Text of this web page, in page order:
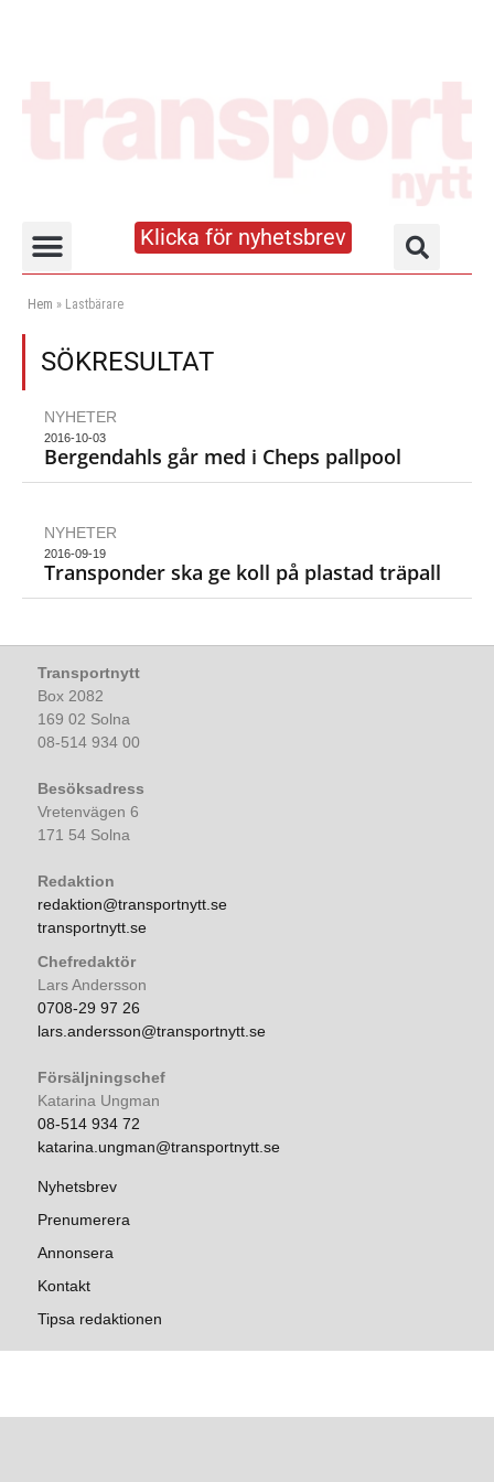
Klicka för nyhetsbrev
Hem » Lastbärare
SÖKRESULTAT
NYHETER
2016-10-03
Bergendahls går med i Cheps pallpool
NYHETER
2016-09-19
Transponder ska ge koll på plastad träpall
Transportnytt
Box 2082
169 02 Solna
08-514 934 00
Besöksadress
Vretenvägen 6
171 54 Solna
Redaktion
redaktion@transportnytt.se
transportnytt.se
Chefredaktör
Lars Andersson
0708-29 97 26
lars.andersson@transportnytt.se
Försäljningschef
Katarina Ungman
08-514 934 72
katarina.ungman@transportnytt.se
Nyhetsbrev
Prenumerera
Annonsera
Kontakt
Tipsa redaktionen